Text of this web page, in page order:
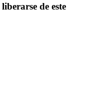
liberarse de este